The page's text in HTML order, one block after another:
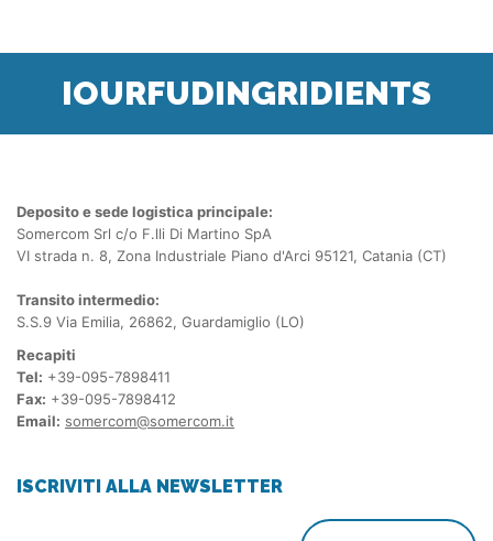
IOURFUDINGRIDIENTS
Deposito e sede logistica principale:
Somercom Srl c/o F.lli Di Martino SpA
VI strada n. 8, Zona Industriale Piano d'Arci 95121, Catania (CT)
Transito intermedio:
S.S.9 Via Emilia, 26862, Guardamiglio (LO)
Recapiti
Tel: +39-095-7898411
Fax: +39-095-7898412
Email: somercom@somercom.it
ISCRIVITI ALLA NEWSLETTER